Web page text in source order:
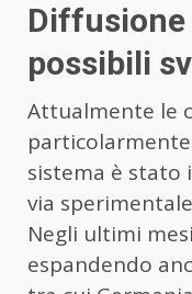
Diffusione
possibili
Attualmente le
sistema è
via
Negli ultimi
espandendo